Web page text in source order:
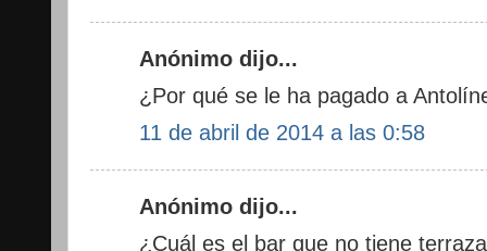
Anónimo dijo...
¿Por qué se le ha pagado a
11 de abril de 2014 a las 0:58
Anónimo dijo...
¿Cuál es el bar que no tiene